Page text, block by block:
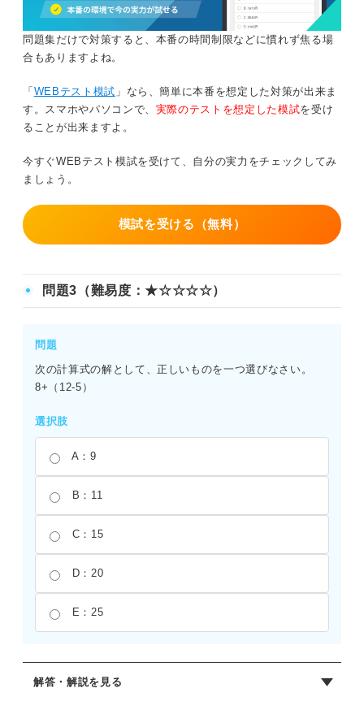
問題集だけで対策すると、本番の時間制限などに慣れず焦る場
合もありますよね。
「 WEBテスト模試 」なら、簡単に本番を想定した対策が出来ま
す。スマホやパソコンで、 実際のテストを想定した模試を受け
ることが出来ますよ。
今すぐWEBテスト模試を受けて、自分の実力をチェックしてみ
ましょう。
模試を受ける（無料）
問題3（難易度：★☆☆☆☆）
問題
次の計算式の解として、正しいものを一つ選びなさい。
8+（12-5）
選択肢
A：9
B：11
C：15
D：20
E：25
解答・解説を見る